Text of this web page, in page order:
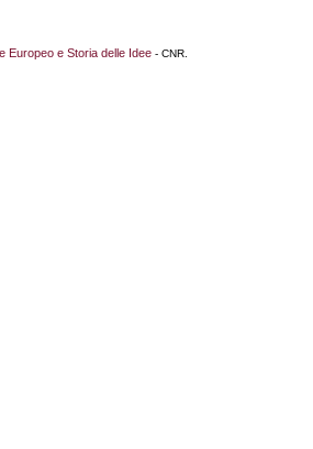
Europeo e Storia delle Idee - CNR.